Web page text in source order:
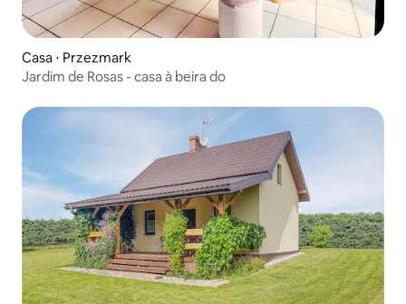
Casa ⋅ Przezmark
Jardim de Rosas - casa à beira do